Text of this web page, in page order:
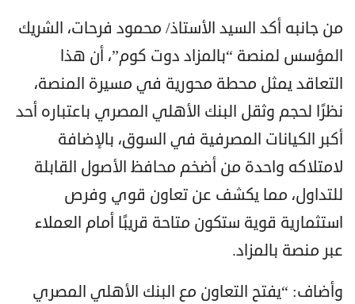
من جانبه أكد السيد الأستاذ/ محمود فرحات، الشريك
المؤسس لمنصة “بالمزاد دوت كوم”، أن هذا
التعاقد يمثل محطة محورية في مسيرة المنصة،
نظرًا لحجم وثقل البنك الأهلي المصري باعتباره أحد
أكبر الكيانات المصرفية في السوق، بالإضافة
لامتلاكه واحدة من أضخم محافظ الأصول القابلة
للتداول، مما يكشف عن تعاون قوي وفرص
استثمارية قوية ستكون متاحة قريبًا أمام العملاء
عبر منصة بالمزاد.
وأضاف: “يفتح التعاون مع البنك الأهلي المصري